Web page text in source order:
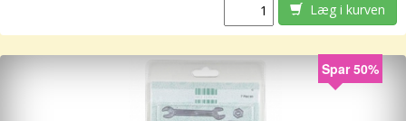
Læg i kurven
Spar 50%